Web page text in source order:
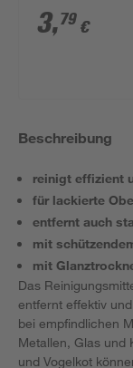
3,79 €
Beschreibung
reinigt effizient
für lackierte
entfernt auch
mit
mit
Das
entfernt effektiv
bei empfindlichen
Metallen, Glas und
und Vogelkot